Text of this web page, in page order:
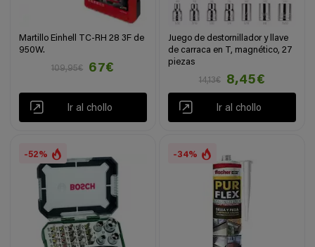
Martillo Einhell TC-RH 28 3F de
950W.
109,95€
67€
Ir al chollo
Juego de destornillador y llave
de carraca en T, magnético, 27
piezas
14,13€
8,45€
Ir al chollo
-52% -34%